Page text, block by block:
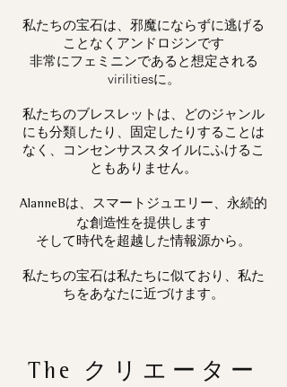
私たちの宝石は、邪魔にならずに逃げる
ことなくアンドロジンです
非常にフェミニンであると想定される
virilitiesに。
私たちのブレスレットは、どのジャンル
にも分類したり、固定したりすることは
なく、コンセンサススタイルにふけるこ
ともありません。
AlanneBは、スマートジュエリー、永続的
な創造性を提供します
そして時代を超越した情報源から。
私たちの宝石は私たちに似ており、私た
ちをあなたに近づけます。
The クリエーター